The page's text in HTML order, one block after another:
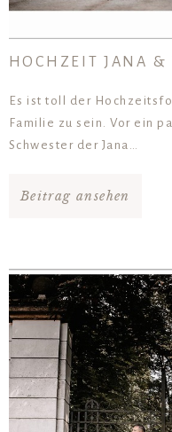
HOCHZEIT JANA &
Es ist toll der
Familie zu sein. Vor ein
Schwester der Jana…
Beitrag ansehen